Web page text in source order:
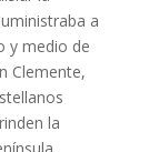
romper
y que
la
a
medio de